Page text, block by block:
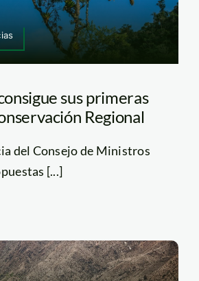
sus primeras
Regional
del Consejo de Ministros
[...]